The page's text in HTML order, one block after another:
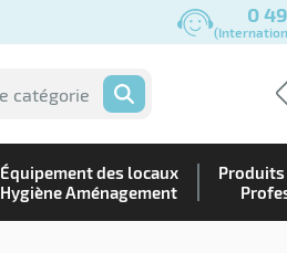
0
OK
Équipement des locaux
Hygiène Aménagement